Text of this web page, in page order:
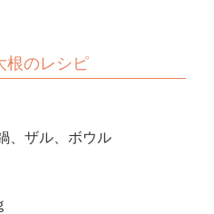
根のレシピ
、ザル、ボウル